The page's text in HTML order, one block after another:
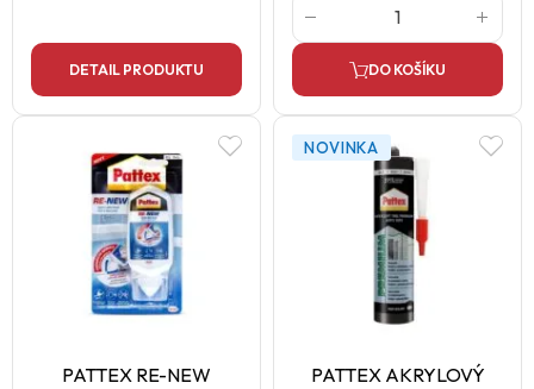
DETAIL PRODUKTU DO KOŠÍKU
PATTEX RE-NEW
NOVINKA
PATTEX AKRYLOVÝ